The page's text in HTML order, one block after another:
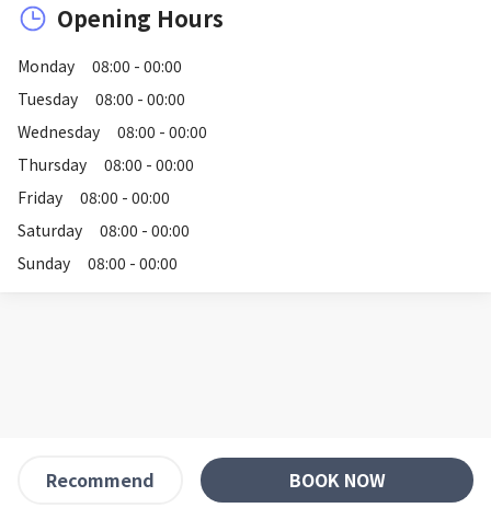
Opening Hours
Monday
08:00 - 00:00
Tuesday
08:00 - 00:00
Wednesday
08:00 - 00:00
Thursday
08:00 - 00:00
Friday
08:00 - 00:00
Saturday
08:00 - 00:00
Sunday
08:00 - 00:00
Recommend BOOK NOW